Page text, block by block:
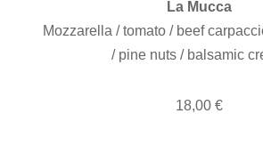
La Mucca
Mozzarella / tomato / beef
/ pine nuts / balsamic
18,00 €